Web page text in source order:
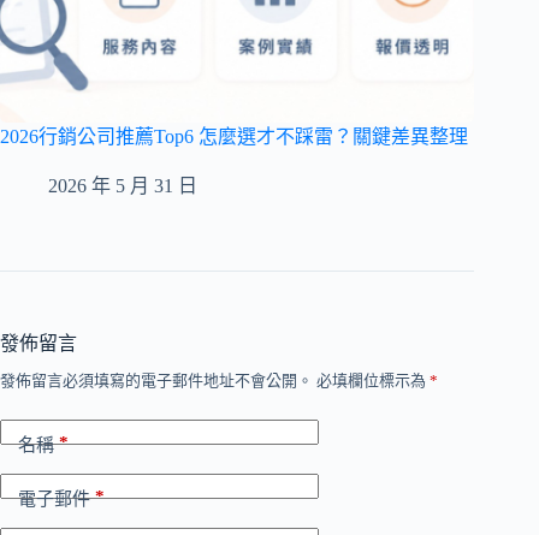
2026行銷公司推薦Top6 怎麼選才不踩雷？關鍵差異整理
2026 年 5 月 31 日
發佈留言
發佈留言必須填寫的電子郵件地址不會公開。 必填欄位標示為 *
名稱*
電子郵件*